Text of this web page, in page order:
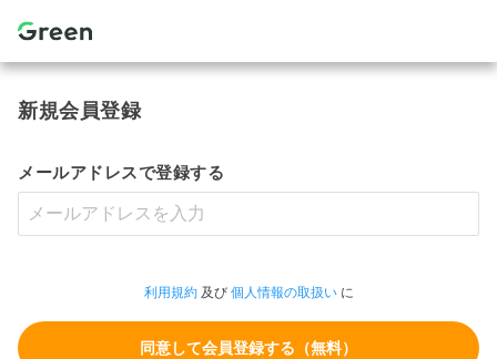
新規会員登録
メールアドレスで登録する
利用規約及び 個人情報の取扱いに